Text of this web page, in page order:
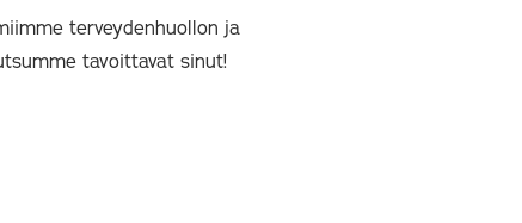
terveydenhuollon ja
tavoittavat sinut!